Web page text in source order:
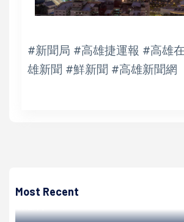
#新聞局 #高雄捷運報 #高雄
雄新聞 #鮮新聞 #高雄新聞網
Most Recent
觀看